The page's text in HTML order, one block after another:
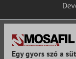
Egy gyors szó a